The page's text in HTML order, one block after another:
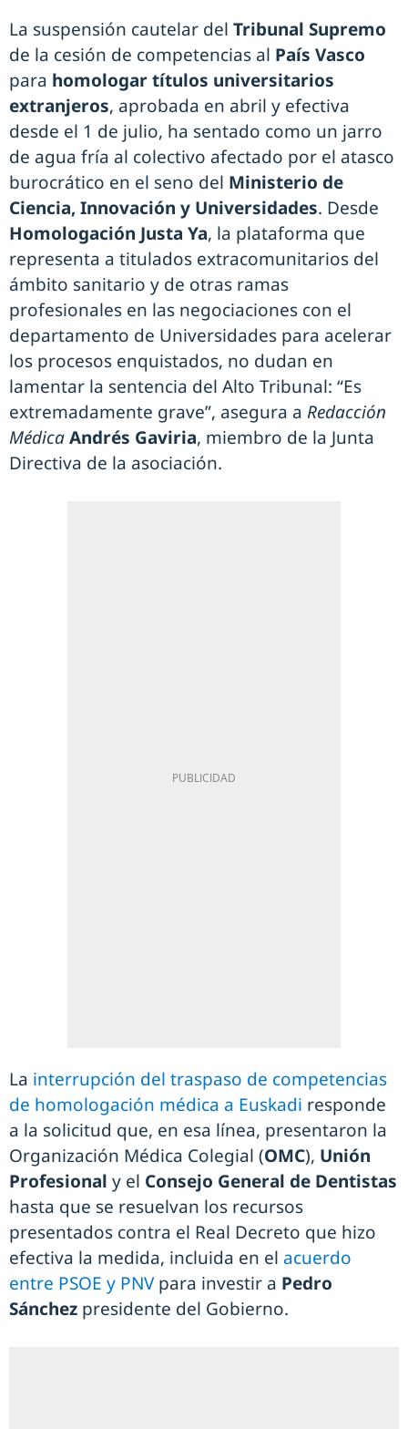
La suspensión cautelar del Tribunal Supremo
de la cesión de competencias al País Vasco
para homologar títulos universitarios
extranjeros, aprobada en abril y efectiva
desde el 1 de julio, ha sentado como un jarro
de agua fría al colectivo afectado por el atasco
burocrático en el seno del Ministerio de
Ciencia, Innovación y Universidades. Desde
Homologación Justa Ya, la plataforma que
representa a titulados extracomunitarios del
ámbito sanitario y de otras ramas
profesionales en las negociaciones con el
departamento de Universidades para acelerar
los procesos enquistados, no dudan en
lamentar la sentencia del Alto Tribunal: “Es
extremadamente grave”, asegura a Redacción
MédicaAndrés Gaviria, miembro de la Junta
Directiva de la asociación.
La interrupción del traspaso de competencias
de homologación médica a Euskadi responde
a la solicitud que, en esa línea, presentaron la
Organización Médica Colegial (OMC), Unión
Profesional y el Consejo General de Dentistas
hasta que se resuelvan los recursos
presentados contra el Real Decreto que hizo
efectiva la medida, incluida en el acuerdo
entre PSOE y PNVpara investir a Pedro
Sánchez presidente del Gobierno.